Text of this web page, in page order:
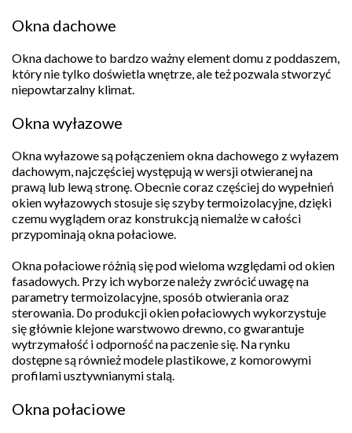
Okna dachowe
Okna dachowe to bardzo ważny element domu z poddaszem,
który nie tylko doświetla wnętrze, ale też pozwala stworzyć
niepowtarzalny klimat.
Okna wyłazowe
Okna wyłazowe są połączeniem okna dachowego z wyłazem
dachowym, najczęściej występują w wersji otwieranej na
prawą lub lewą stronę. Obecnie coraz częściej do wypełnień
okien wyłazowych stosuje się szyby termoizolacyjne, dzięki
czemu wyglądem oraz konstrukcją niemalże w całości
przypominają okna połaciowe.
Okna połaciowe różnią się pod wieloma względami od okien
fasadowych. Przy ich wyborze należy zwrócić uwagę na
parametry termoizolacyjne, sposób otwierania oraz
sterowania. Do produkcji okien połaciowych wykorzystuje
się głównie klejone warstwowo drewno, co gwarantuje
wytrzymałość i odporność na paczenie się. Na rynku
dostępne są również modele plastikowe, z komorowymi
profilami usztywnianymi stalą.
Okna połaciowe